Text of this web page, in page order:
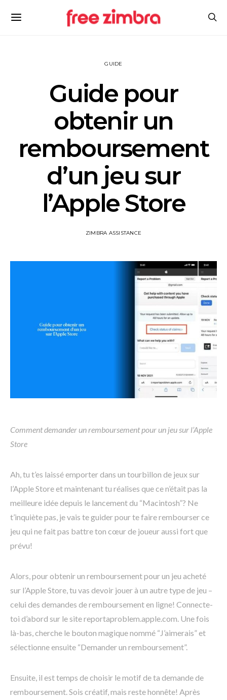
GUIDE
Guide pour
obtenir un
remboursement
d’un jeu sur
l’Apple Store
ZIMBRA ASSISTANCE
Comment demander un remboursement pour un jeu sur l’Apple
Store
Ah, tu t’es laissé emporter dans un tourbillon de jeux sur
l’Apple Store et maintenant tu réalises que ce n’était pas la
meilleure idée depuis le lancement du “Macintosh”? Ne
t’inquiète pas, je vais te guider pour te faire rembourser ce
jeu qui ne fait pas battre ton cœur de joueur aussi fort que
prévu!
Alors, pour obtenir un remboursement pour un jeu acheté
sur l’Apple Store, tu vas devoir jouer à un autre type de jeu –
celui des demandes de remboursement en ligne! Connecte-
toi d’abord sur le site reportaproblem.apple.com. Une fois
là-bas, cherche le bouton magique nommé “J’aimerais” et
sélectionne ensuite “Demander un remboursement”.
Ensuite, il est temps de choisir le motif de ta demande de
remboursement. Sois créatif, mais reste honnête! Après